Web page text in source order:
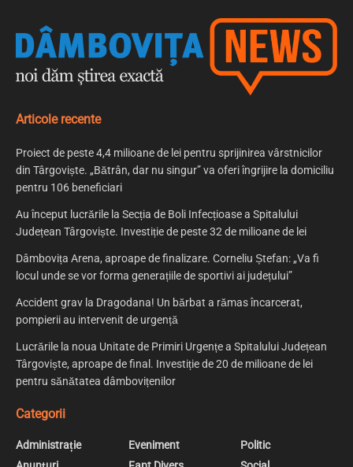
Articole recente
Proiect de peste 4,4 milioane de lei pentru sprijinirea vârstnicilor
din Târgoviște. „Bătrân, dar nu singur” va oferi îngrijire la domiciliu
pentru 106 beneficiari
Au început lucrările la Secția de Boli Infecțioase a Spitalului
Județean Târgoviște. Investiție de peste 32 de milioane de lei
Dâmbovița Arena, aproape de finalizare. Corneliu Ștefan: „Va fi
locul unde se vor forma generațiile de sportivi ai județului”
Accident grav la Dragodana! Un bărbat a rămas încarcerat,
pompierii au intervenit de urgență
Lucrările la noua Unitate de Primiri Urgențe a Spitalului Județean
Târgoviște, aproape de final. Investiție de 20 de milioane de lei
pentru sănătatea dâmbovițenilor
Categorii
Administrație
Eveniment
Politic